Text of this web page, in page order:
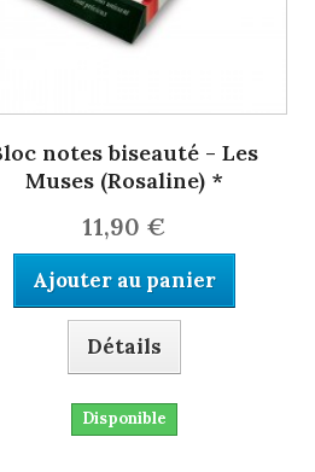
notes biseauté - Les
Muses (Rosaline) *
11,90 €
Ajouter au panier
Détails
Disponible